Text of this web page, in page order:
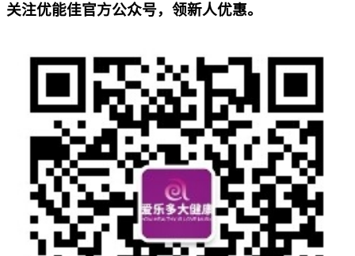
关注优能佳官方公众号，领新人优惠。